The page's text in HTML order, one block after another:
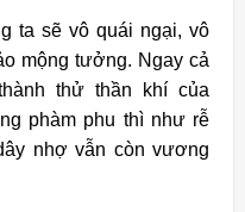
ta sẽ vô quái ngại, vô
mộng tưởng. Ngay cả
thử thần khí của
phàm phu thì như rễ
nhợ vẫn còn vương